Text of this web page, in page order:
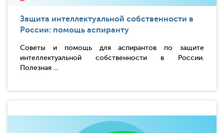
Защита интеллектуальной собственности в
России: помощь аспиранту
Советы и помощь для аспирантов по защите
интеллектуальной собственности в России.
Полезная ...